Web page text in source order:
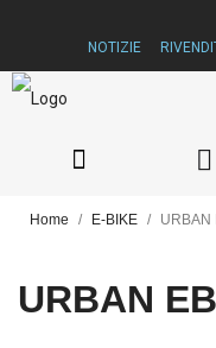
NOTIZIE
Home E-BIKE URBAN
URBAN